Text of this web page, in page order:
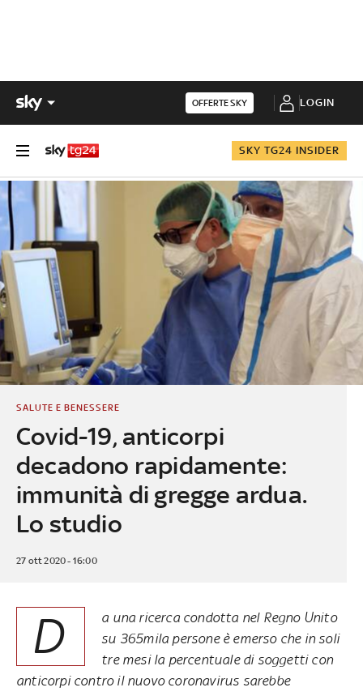
OFFERTE SKY LOGIN
SKY TG24 INSIDER
Covid-19, anticorpi
decadono rapidamente:
immunità di gregge ardua.
Lo studio
SALUTE E BENESSERE
27 ott 2020 - 16:00
D
a una ricerca condotta nel Regno Unito
su 365mila persone è emerso che in soli
tre mesi la percentuale di soggetti con
anticorpi contro il nuovo coronavirus sarebbe